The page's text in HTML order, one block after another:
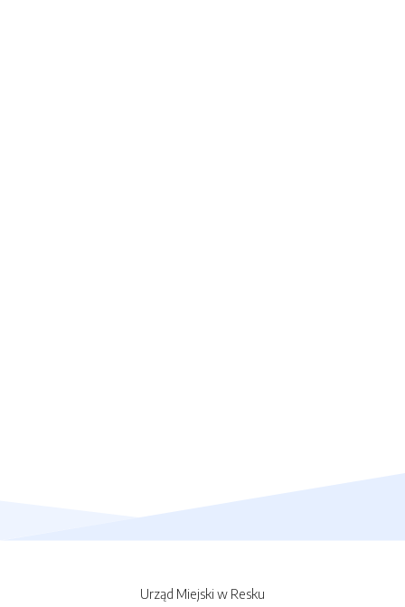
Urząd Miejski w Resku